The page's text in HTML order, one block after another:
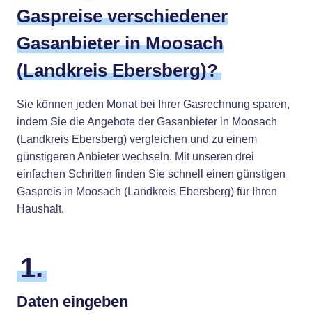
Gaspreise verschiedener
Gasanbieter in Moosach
(Landkreis Ebersberg)?
Sie können jeden Monat bei Ihrer Gasrechnung sparen,
indem Sie die Angebote der Gasanbieter in Moosach
(Landkreis Ebersberg) vergleichen und zu einem
günstigeren Anbieter wechseln. Mit unseren drei
einfachen Schritten finden Sie schnell einen günstigen
Gaspreis in Moosach (Landkreis Ebersberg) für Ihren
Haushalt.
1.
Daten eingeben